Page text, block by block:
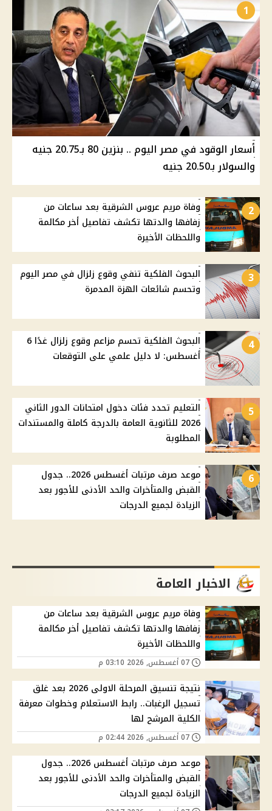
1
أسعار الوقود في مصر اليوم .. بنزين 80 بـ20.75 جنيه
والسولار بـ20.50 جنيه
2
وفاة مريم عروس الشرقية بعد ساعات من
زفافها والدتها تكشف تفاصيل أخر مكالمة
واللحظات الأخيرة
3
البحوث الفلكية تنفي وقوع زلزال في مصر اليوم
وتحسم شائعات الهزة المدمرة
4
البحوث الفلكية تحسم مزاعم وقوع زلزال غدًا 6
أغسطس: لا دليل علمي على التوقعات
5
التعليم تحدد فئات دخول امتحانات الدور الثاني
2026 للثانوية العامة بالدرجة كاملة والمستندات
المطلوبة
6
موعد صرف مرتبات أغسطس 2026.. جدول
القبض والمتأخرات والحد الأدنى للأجور بعد
الزيادة لجميع الدرجات
الاخبار العامة
وفاة مريم عروس الشرقية بعد ساعات من
زفافها والدتها تكشف تفاصيل أخر مكالمة
واللحظات الأخيرة
نتيجة تنسيق المرحلة الاولى 2026 بعد غلق
تسجيل الرغبات.. رابط الاستعلام وخطوات معرفة
الكلية المرشح لها
موعد صرف مرتبات أغسطس 2026.. جدول
القبض والمتأخرات والحد الأدنى للأجور بعد
الزيادة لجميع الدرجات